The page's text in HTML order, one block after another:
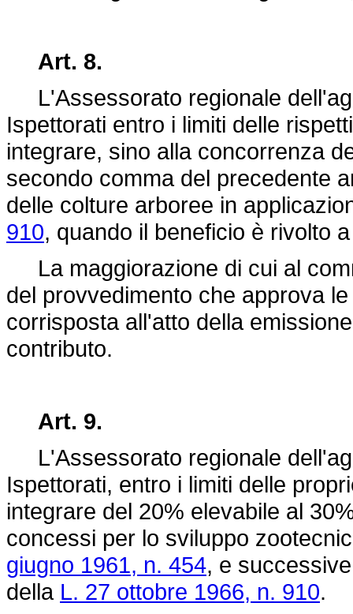
Art. 8.
L'Assessorato regionale
Ispettorati entro i limiti delle
integrare, sino alla concorrenza
secondo comma del precedente
delle colture arboree in
910, quando il beneficio è rivolto
La maggiorazione di cui al
del provvedimento che approva
corrisposta all'atto della
contributo.
Art. 9.
L'Assessorato regionale
Ispettorati, entro i limiti delle
integrare del 20% elevabile al
concessi per lo sviluppo
giugno 1961, n. 454, e
della L. 27 ottobre 1966, n. 910.